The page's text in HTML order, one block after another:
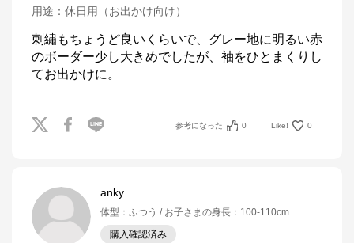
用途 ： 休日用（お出かけ向け）
刺繡もちょうど良いくらいで、グレー地に明るい赤
のボーダー少し大きめでしたが、袖をひとまくりし
てお出かけに。
参考になった 0 Like! 0
anky
体型 ： ふつう お子さまの身長 ： 100-110cm
購入確認済み